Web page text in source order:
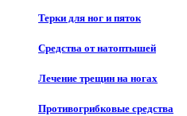
Терки для ног и пяток
Средства от натоптышей
Лечение трещин на ногах
Противогрибковые средства